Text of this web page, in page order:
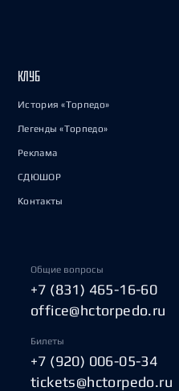
КЛУБ
История «Торпедо»
Легенды «Торпедо»
Реклама
СДЮШОР
Контакты
Общие вопросы
+7 (831) 465-16-60
office@hctorpedo.ru
Билеты
+7 (920) 006-05-34
tickets@hctorpedo.ru